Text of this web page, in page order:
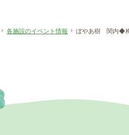
各施設のイベント情報 ぼやあ樹 関内◆